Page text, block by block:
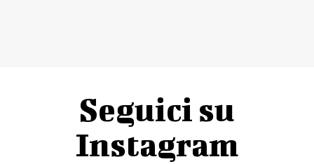
Seguici su
Instagram